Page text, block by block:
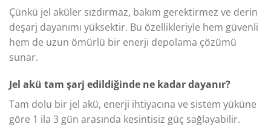
Çünkü jel aküler sızdırmaz, bakım gerektirmez ve derin
deşarj dayanımı yüksektir. Bu özellikleriyle hem güvenli
hem de uzun ömürlü bir enerji depolama çözümü
sunar.
Jel akü tam şarj edildiğinde ne kadar dayanır?
Tam dolu bir jel akü, enerji ihtiyacına ve sistem yüküne
göre 1 ila 3 gün arasında kesintisiz güç sağlayabilir.